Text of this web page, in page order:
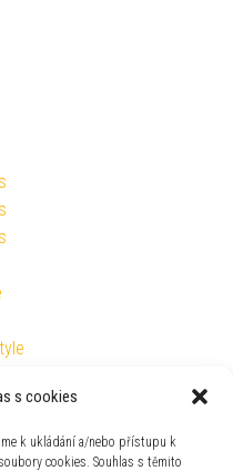
s cookies
k ukládání a/nebo přístupu k
cookies. Souhlas s těmito